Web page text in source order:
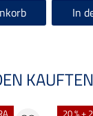
In